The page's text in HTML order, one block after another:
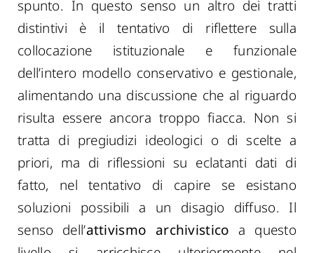
spunto. In questo senso un altro dei tratti
distintivi è il tentativo di riflettere sulla
collocazione istituzionale e funzionale
dell’intero modello conservativo e gestionale,
alimentando una discussione che al riguardo
risulta essere ancora troppo fiacca. Non si
tratta di pregiudizi ideologici o di scelte a
priori, ma di riflessioni su eclatanti dati di
fatto, nel tentativo di capire se esistano
soluzioni possibili a un disagio diffuso. Il
senso dell’attivismo archivistico a questo